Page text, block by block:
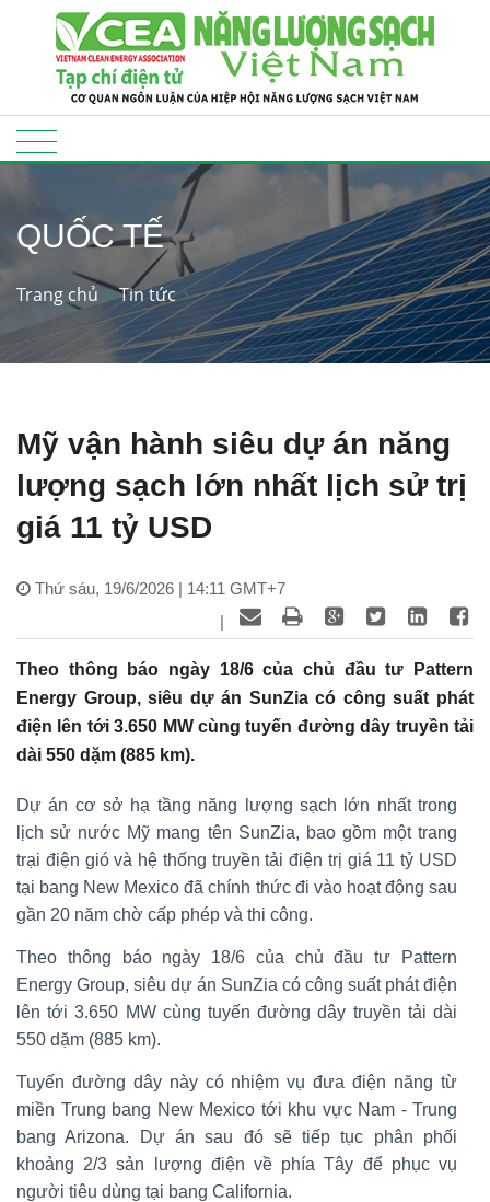
QUỐC TẾ
Trang chủ Tin tức
Mỹ vận hành siêu dự án năng
lượng sạch lớn nhất lịch sử trị
giá 11 tỷ USD
Thứ sáu, 19/6/2026 | 14:11 GMT+7
|
Theo thông báo ngày 18/6 của chủ đầu tư Pattern
Energy Group, siêu dự án SunZia có công suất phát
điện lên tới 3.650 MW cùng tuyến đường dây truyền tải
dài 550 dặm (885 km).
Dự án cơ sở hạ tầng năng lượng sạch lớn nhất trong
lịch sử nước Mỹ mang tên SunZia, bao gồm một trang
trại điện gió và hệ thống truyền tải điện trị giá 11 tỷ USD
tại bang New Mexico đã chính thức đi vào hoạt động sau
gần 20 năm chờ cấp phép và thi công.
Theo thông báo ngày 18/6 của chủ đầu tư Pattern
Energy Group, siêu dự án SunZia có công suất phát điện
lên tới 3.650 MW cùng tuyến đường dây truyền tải dài
550 dặm (885 km).
Tuyến đường dây này có nhiệm vụ đưa điện năng từ
miền Trung bang New Mexico tới khu vực Nam - Trung
bang Arizona. Dự án sau đó sẽ tiếp tục phân phối
khoảng 2/3 sản lượng điện về phía Tây để phục vụ
người tiêu dùng tại bang California.